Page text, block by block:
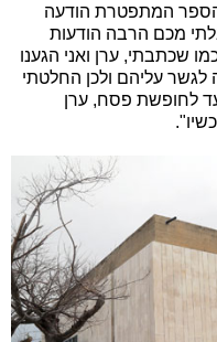
הספר המתפטרת הודעה
מכם הרבה הודעות
שכתבתי, ערן ואני הגענו
לגשר עליהם ולכן החלטתי
לחופשת פסח, ערן